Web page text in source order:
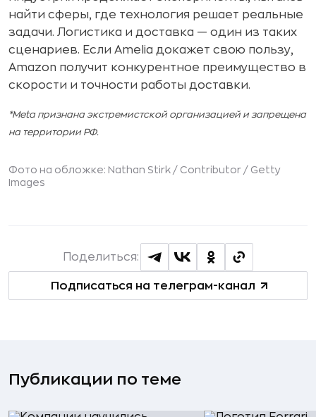
найти сферы, где технология решает реальные
задачи. Логистика и доставка — один из таких
сценариев. Если Amelia докажет свою пользу,
Amazon получит конкурентное преимущество в
скорости и точности работы доставки.
*Meta признана экстремистской организацией и запрещена
на территории РФ.
Фото на обложке: Nathan Stirk / Contributor / Getty
Images
Подписаться на телеграм-канал
Поделиться:
Публикации по теме